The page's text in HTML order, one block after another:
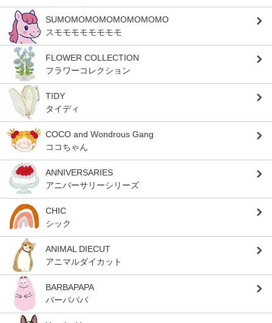
SUMOMOMOMOMOMOMOMO
スモモモモモモモモ
FLOWER COLLECTION
フラワーコレクション
TIDY
タイディ
COCO and Wondrous Gang
ココちゃん
ANNIVERSARIES
アニバーサリーシリーズ
CHIC
シック
ANIMAL DIECUT
アニマルダイカット
BARBAPAPA
バーバパパ